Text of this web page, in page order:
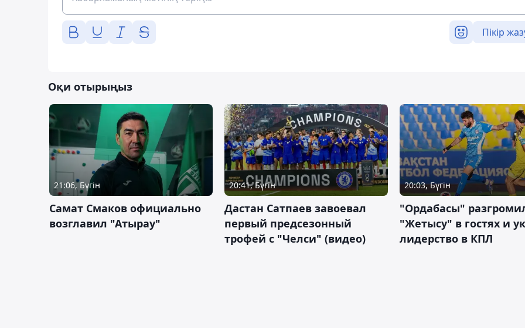
Пікір
Оқи отырыңыз
21:06, Бүгін
Самат Смаков официально
возглавил "Атырау"
20:41, Бүгін
Дастан Сатпаев завоевал
первый предсезонный
трофей с "Челси" (видео)
20:03, Бүгін
"Ордабасы"
"Жетысу" в гостях и
лидерство в КПЛ